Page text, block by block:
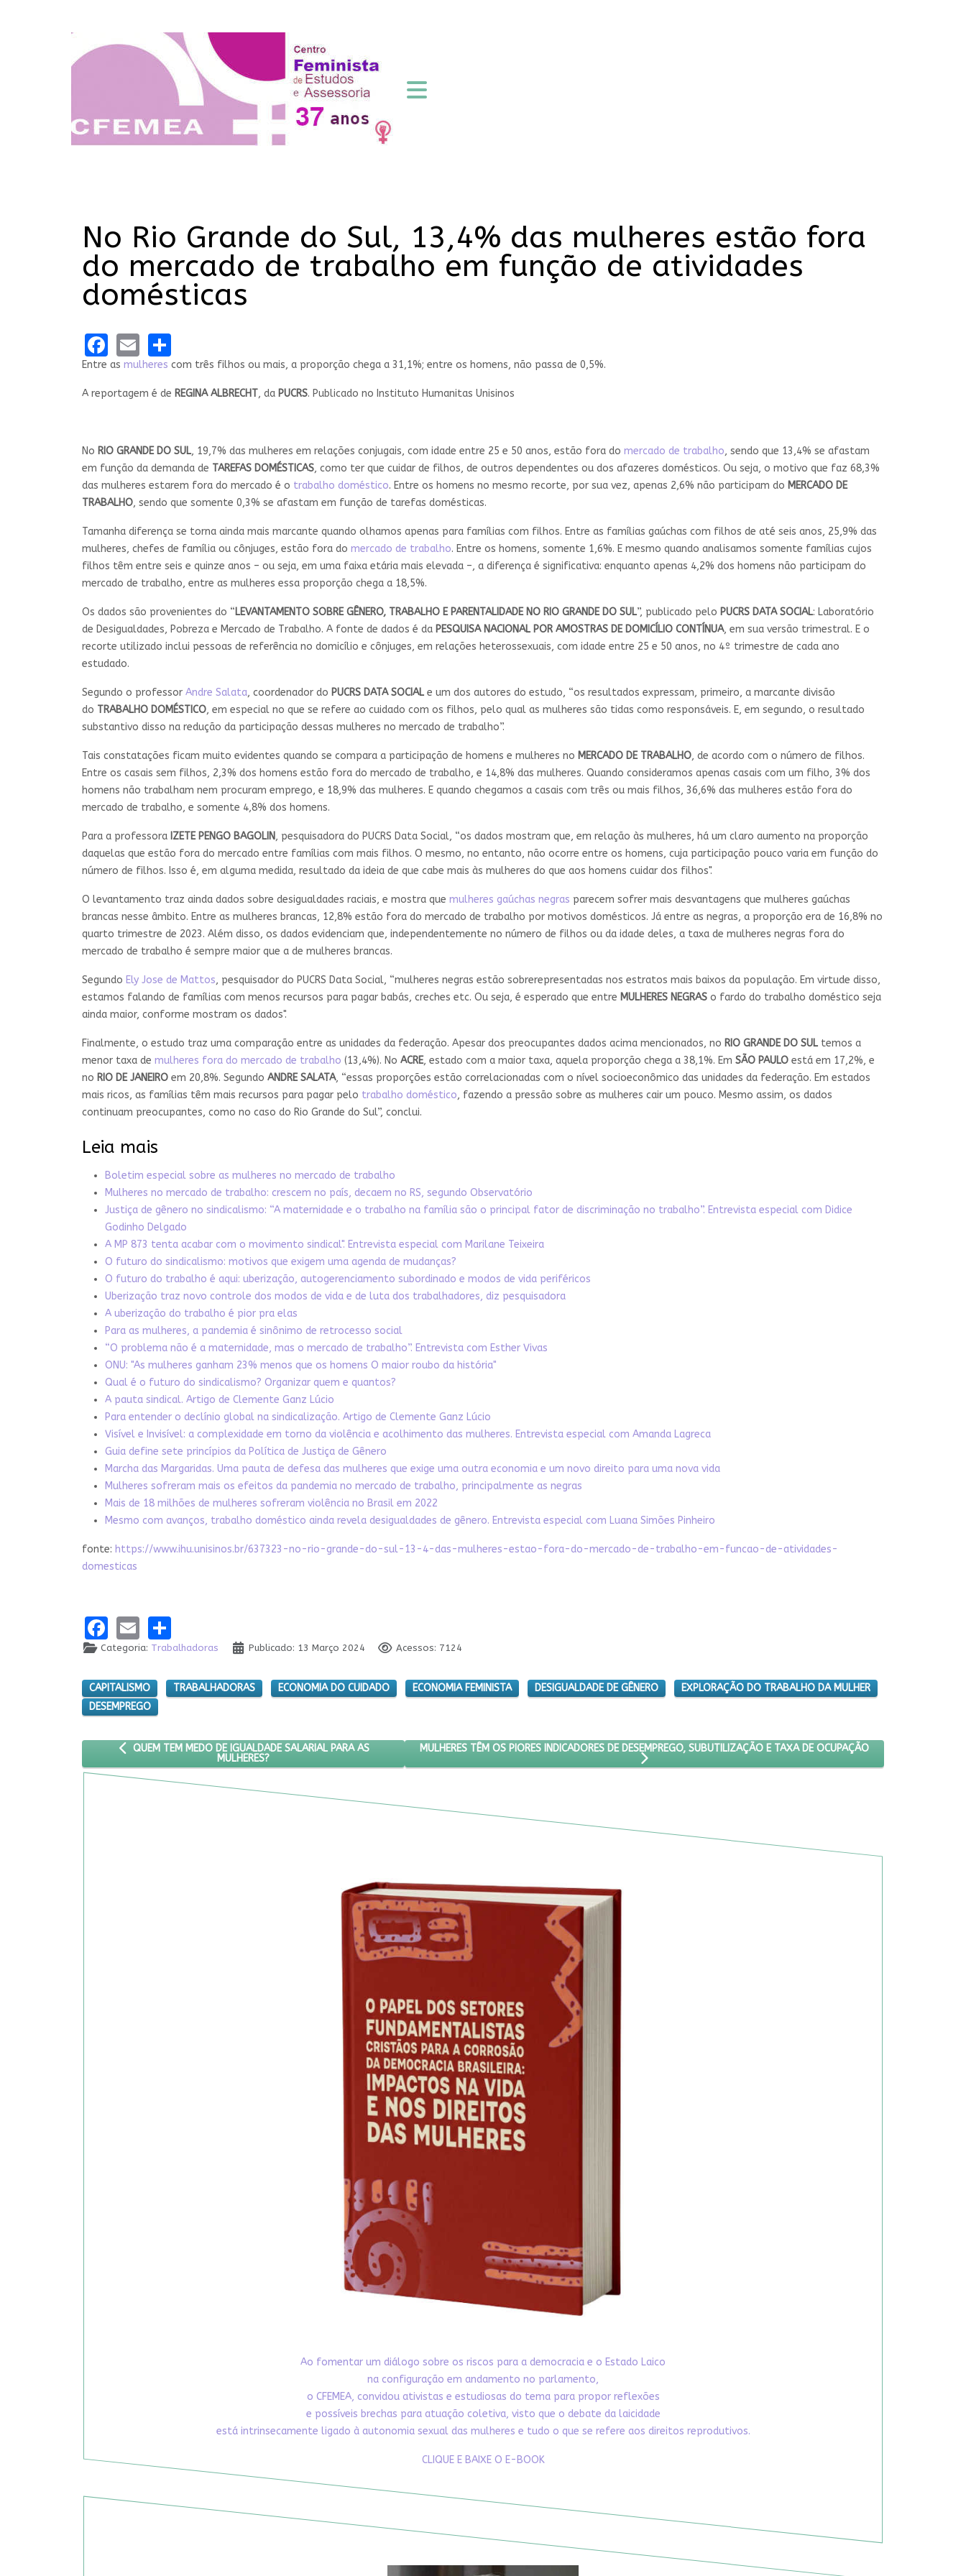
No Rio Grande do Sul, 13,4% das mulheres estão fora
do mercado de trabalho em função de atividades
domésticas
Facebook
Email
Entre as mulheres com três filhos ou mais, a proporção chega a 31,1%; entre os homens, não passa de 0,5%.
A reportagem é de REGINA ALBRECHT, da PUCRS. Publicado no Instituto Humanitas Unisinos
No RIO GRANDE DO SUL, 19,7% das mulheres em relações conjugais, com idade entre 25 e 50 anos, estão fora do mercado de trabalho, sendo que 13,4% se afastam
em função da demanda de TAREFAS DOMÉSTICAS, como ter que cuidar de filhos, de outros dependentes ou dos afazeres domésticos. Ou seja, o motivo que faz 68,3%
das mulheres estarem fora do mercado é o trabalho doméstico. Entre os homens no mesmo recorte, por sua vez, apenas 2,6% não participam do MERCADO DE
TRABALHO, sendo que somente 0,3% se afastam em função de tarefas domésticas.
Tamanha diferença se torna ainda mais marcante quando olhamos apenas para famílias com filhos. Entre as famílias gaúchas com filhos de até seis anos, 25,9% das
mulheres, chefes de família ou cônjuges, estão fora do mercado de trabalho. Entre os homens, somente 1,6%. E mesmo quando analisamos somente famílias cujos
filhos têm entre seis e quinze anos – ou seja, em uma faixa etária mais elevada –, a diferença é significativa: enquanto apenas 4,2% dos homens não participam do
mercado de trabalho, entre as mulheres essa proporção chega a 18,5%.
Os dados são provenientes do “LEVANTAMENTO SOBRE GÊNERO, TRABALHO E PARENTALIDADE NO RIO GRANDE DO SUL”, publicado pelo PUCRS DATA SOCIAL: Laboratório
de Desigualdades, Pobreza e Mercado de Trabalho. A fonte de dados é da PESQUISA NACIONAL POR AMOSTRAS DE DOMICÍLIO CONTÍNUA, em sua versão trimestral. E o
recorte utilizado inclui pessoas de referência no domicílio e cônjuges, em relações heterossexuais, com idade entre 25 e 50 anos, no 4º trimestre de cada ano
estudado.
Segundo o professor Andre Salata, coordenador do PUCRS DATA SOCIAL e um dos autores do estudo, “os resultados expressam, primeiro, a marcante divisão
do TRABALHO DOMÉSTICO, em especial no que se refere ao cuidado com os filhos, pelo qual as mulheres são tidas como responsáveis. E, em segundo, o resultado
substantivo disso na redução da participação dessas mulheres no mercado de trabalho”.
Tais constatações ficam muito evidentes quando se compara a participação de homens e mulheres no MERCADO DE TRABALHO, de acordo com o número de filhos.
Entre os casais sem filhos, 2,3% dos homens estão fora do mercado de trabalho, e 14,8% das mulheres. Quando consideramos apenas casais com um filho, 3% dos
homens não trabalham nem procuram emprego, e 18,9% das mulheres. E quando chegamos a casais com três ou mais filhos, 36,6% das mulheres estão fora do
mercado de trabalho, e somente 4,8% dos homens.
Para a professora IZETE PENGO BAGOLIN, pesquisadora do PUCRS Data Social, “os dados mostram que, em relação às mulheres, há um claro aumento na proporção
daquelas que estão fora do mercado entre famílias com mais filhos. O mesmo, no entanto, não ocorre entre os homens, cuja participação pouco varia em função do
número de filhos. Isso é, em alguma medida, resultado da ideia de que cabe mais às mulheres do que aos homens cuidar dos filhos".
O levantamento traz ainda dados sobre desigualdades raciais, e mostra que mulheres gaúchas negras parecem sofrer mais desvantagens que mulheres gaúchas
brancas nesse âmbito. Entre as mulheres brancas, 12,8% estão fora do mercado de trabalho por motivos domésticos. Já entre as negras, a proporção era de 16,8% no
quarto trimestre de 2023. Além disso, os dados evidenciam que, independentemente no número de filhos ou da idade deles, a taxa de mulheres negras fora do
mercado de trabalho é sempre maior que a de mulheres brancas.
Segundo Ely Jose de Mattos, pesquisador do PUCRS Data Social, “mulheres negras estão sobrerepresentadas nos estratos mais baixos da população. Em virtude disso,
estamos falando de famílias com menos recursos para pagar babás, creches etc. Ou seja, é esperado que entre MULHERES NEGRAS o fardo do trabalho doméstico seja
ainda maior, conforme mostram os dados".
Finalmente, o estudo traz uma comparação entre as unidades da federação. Apesar dos preocupantes dados acima mencionados, no RIO GRANDE DO SUL temos a
menor taxa de mulheres fora do mercado de trabalho (13,4%). No ACRE, estado com a maior taxa, aquela proporção chega a 38,1%. Em SÃO PAULO está em 17,2%, e
no RIO DE JANEIRO em 20,8%. Segundo ANDRE SALATA, “essas proporções estão correlacionadas com o nível socioeconômico das unidades da federação. Em estados
mais ricos, as famílias têm mais recursos para pagar pelo trabalho doméstico, fazendo a pressão sobre as mulheres cair um pouco. Mesmo assim, os dados
continuam preocupantes, como no caso do Rio Grande do Sul”, conclui.
Leia mais
Boletim especial sobre as mulheres no mercado de trabalho
Mulheres no mercado de trabalho: crescem no país, decaem no RS, segundo Observatório
Justiça de gênero no sindicalismo: “A maternidade e o trabalho na família são o principal fator de discriminação no trabalho”. Entrevista especial com Didice
Godinho Delgado
A MP 873 tenta acabar com o movimento sindical". Entrevista especial com Marilane Teixeira
O futuro do sindicalismo: motivos que exigem uma agenda de mudanças?
O futuro do trabalho é aqui: uberização, autogerenciamento subordinado e modos de vida periféricos
Uberização traz novo controle dos modos de vida e de luta dos trabalhadores, diz pesquisadora
A uberização do trabalho é pior pra elas
Para as mulheres, a pandemia é sinônimo de retrocesso social
“O problema não é a maternidade, mas o mercado de trabalho”. Entrevista com Esther Vivas
ONU: "As mulheres ganham 23% menos que os homens O maior roubo da história"
Qual é o futuro do sindicalismo? Organizar quem e quantos?
A pauta sindical. Artigo de Clemente Ganz Lúcio
Para entender o declínio global na sindicalização. Artigo de Clemente Ganz Lúcio
Visível e Invisível: a complexidade em torno da violência e acolhimento das mulheres. Entrevista especial com Amanda Lagreca
Guia define sete princípios da Política de Justiça de Gênero
Marcha das Margaridas. Uma pauta de defesa das mulheres que exige uma outra economia e um novo direito para uma nova vida
Mulheres sofreram mais os efeitos da pandemia no mercado de trabalho, principalmente as negras
Mais de 18 milhões de mulheres sofreram violência no Brasil em 2022
Mesmo com avanços, trabalho doméstico ainda revela desigualdades de gênero. Entrevista especial com Luana Simões Pinheiro
fonte: https://www.ihu.unisinos.br/637323-no-rio-grande-do-sul-13-4-das-mulheres-estao-fora-do-mercado-de-trabalho-em-funcao-de-atividades-
domesticas
Facebook
Email
Categoria: Trabalhadoras Publicado: 13 Março 2024 Acessos: 7124
CAPITALISMO TRABALHADORAS ECONOMIA DO CUIDADO ECONOMIA FEMINISTA DESIGUALDADE DE GÊNERO
EXPLORAÇÃO DO TRABALHO DA MULHER
DESEMPREGO
ARTIGO ANTERIOR: QUEM TEM MEDO DE IGUALDADE SALARIAL PARA AS MULHERES?
QUEM TEM MEDO DE IGUALDADE SALARIAL PARA AS
MULHERES?
PRÓXIMO ARTIGO: MULHERES TÊM OS PIORES INDICADORES DE DESEMPREGO, SUBUTILIZAÇÃO E TAXA DE OCUPAÇÃO
MULHERES TÊM OS PIORES INDICADORES DE DESEMPREGO, SUBUTILIZAÇÃO E TAXA DE OCUPAÇÃO
Ao fomentar um diálogo sobre os riscos para a democracia e o Estado Laico
na configuração em andamento no parlamento,
o CFEMEA, convidou ativistas e estudiosas do tema para propor reflexões
e possíveis brechas para atuação coletiva, visto que o debate da laicidade
está intrinsecamente ligado à autonomia sexual das mulheres e tudo o que se refere aos direitos reprodutivos.
CLIQUE E BAIXE O E-BOOK